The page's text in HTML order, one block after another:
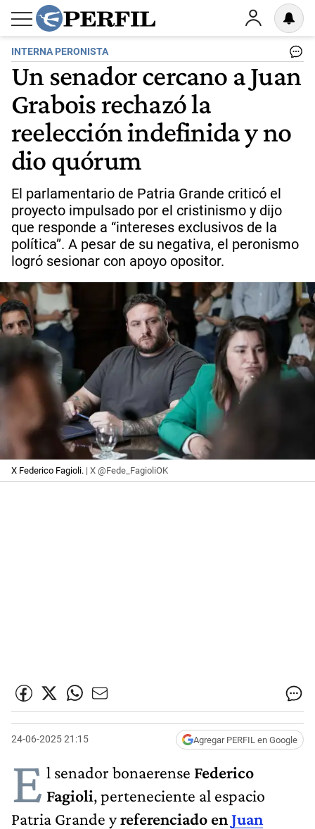
INTERNA PERONISTA
Un senador cercano a Juan
Grabois rechazó la
reelección indefinida y no
dio quórum
El parlamentario de Patria Grande criticó el
proyecto impulsado por el cristinismo y dijo
que responde a “intereses exclusivos de la
política”. A pesar de su negativa, el peronismo
logró sesionar con apoyo opositor.
X Federico Fagioli. | X @Fede_FagioliOK
24-06-2025 21:15 Agregar PERFIL en Google
E l senador bonaerense Federico
Fagioli, perteneciente al espacio
Patria Grande yreferenciado enJuan